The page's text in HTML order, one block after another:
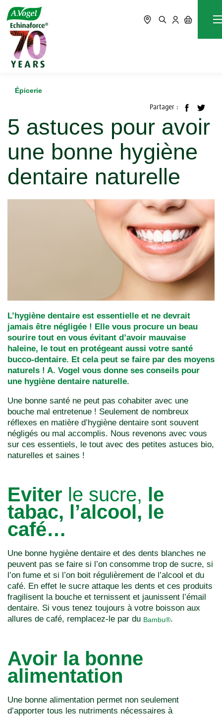
Accueil
5 astuces pour avoir une bonne hygiène dentaire naturelle
Épicerie
Partager :
5 astuces pour avoir
une bonne hygiène
dentaire naturelle
L’hygiène dentaire est essentielle et ne devrait
jamais être négligée ! Elle vous procure un beau
sourire tout en vous évitant d’avoir mauvaise
haleine, le tout en protégeant aussi votre santé
bucco-dentaire. Et cela peut se faire par des moyens
naturels ! A. Vogel vous donne ses conseils pour
une hygiène dentaire naturelle.
Une bonne santé ne peut pas cohabiter avec une
bouche mal entretenue ! Seulement de nombreux
réflexes en matière d’hygiène dentaire sont souvent
négligés ou mal accomplis. Nous revenons avec vous
sur ces essentiels, le tout avec des petites astuces bio,
naturelles et saines !
Eviter le sucre, le
tabac, l’alcool, le
café…
Une bonne hygiène dentaire et des dents blanches ne
peuvent pas se faire si l’on consomme trop de sucre, si
l’on fume et si l’on boit régulièrement de l’alcool et du
café. En effet le sucre attaque les dents et ces produits
fragilisent la bouche et ternissent et jaunissent l’émail
dentaire. Si vous tenez toujours à votre boisson aux
allures de café, remplacez-le par du Bambu®.
Avoir la bonne
alimentation
Une bonne alimentation permet non seulement
d’apporter tous les nutriments nécessaires à